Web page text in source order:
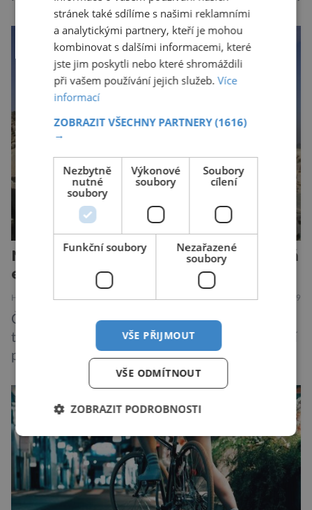
asi 7 kilogramů, nelétal a mohl se chlubit
skutečně silným zobákem. Pták dostal
pojmenování Heracles inexpectatus a doba
jeho života je datována přibližně před 19
miliony lety. „Nový Zéland je dobře známý
svými velkými nelétavými ptáky. Dominantní
[…]
Na podzim se česká archeologická
expedice vrátí do Abúsíru
HISTORIE 8.8.2019
Čeští egyptologové mají v brzké době v plánu
tříměsíční výpravu do lokality Abúsír, kde chtějí
pokračovat v průzkumu údolního chrámu
faraona Niuserrea a okolí hrobky hodnostáře
Ceje. Lucie Jirásková z Českého
egyptologického ústavu FF UK řekla, že je
v plánu také zpracování vykopaných předmětů.
„V průběhu výzkumů není moc času na
zpracování nálezů. Necháváme si na to tedy
měsíc, kdy […]
stránek také sdílíme s našimi reklamními
a analytickými partnery, kteří je mohou
kombinovat s dalšími informacemi, které
jste jim poskytli nebo které shromáždili
při vašem používání jejich služeb.Více
informací
ZOBRAZIT VŠECHNY PARTNERY(1616)
→
Nezbytně
nutné
soubory
Výkonové
soubory
Soubory
cílení
Funkční soubory
Nezařazené
soubory
VŠE PŘIJMOUT
VŠE ODMÍTNOUT
ZOBRAZIT PODROBNOSTI